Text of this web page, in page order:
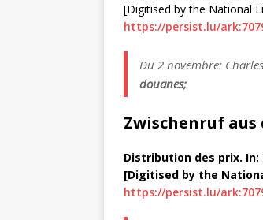
[Digitised by the National
https://persist.lu/
Du 2 novembre:
douanes;
Zwischenruf aus
Distribution des prix. In:
[Digitised by the
https://persist.lu/